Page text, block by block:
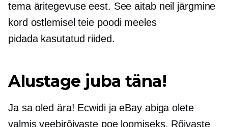
tema äritegevuse eest. See aitab neil järgmine
kord ostlemisel teie poodi meeles
pidada kasutatud riided.
Alustage juba täna!
Ja sa oled ära! Ecwidi ja eBay abiga olete
valmis veebirõivaste poe loomiseks. Rõivaste